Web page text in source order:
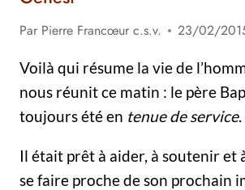
Par Pierre Francœur c.s.v.
23/02/
Voilà qui résume la vie de
nous réunit ce matin : le père
toujours été en tenue de service.
Il était prêt à aider, à soutenir et
se faire proche de son prochain